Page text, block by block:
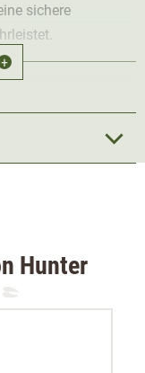
sichere
wertiger
+
Hunter